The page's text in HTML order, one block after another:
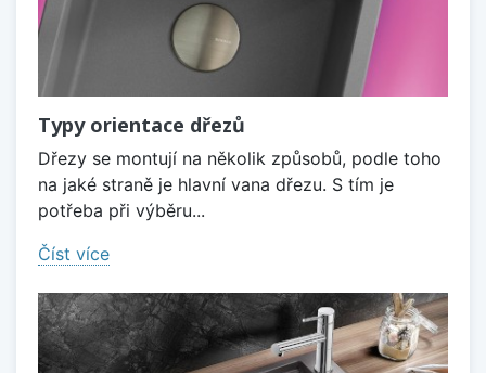
Typy orientace dřezů
Dřezy se montují na několik způsobů, podle toho
na jaké straně je hlavní vana dřezu. S tím je
potřeba při výběru...
Číst více